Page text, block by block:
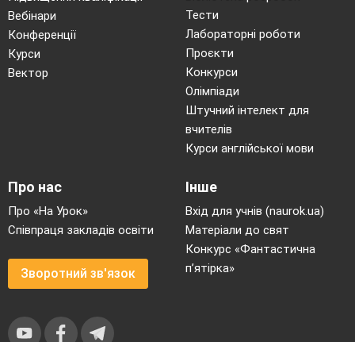
Вебінари
Конференції
Курси
Вектор
Тести
Лабораторні роботи
Проєкти
Конкурси
Олімпіади
Штучний інтелект для
вчителів
Курси англійської мови
Про нас
Про «На Урок»
Співпраця закладів освіти
Зворотний зв'язок
Інше
Вхід для учнів (naurok.ua)
Матеріали до свят
Конкурс «Фантастична
п’ятірка»